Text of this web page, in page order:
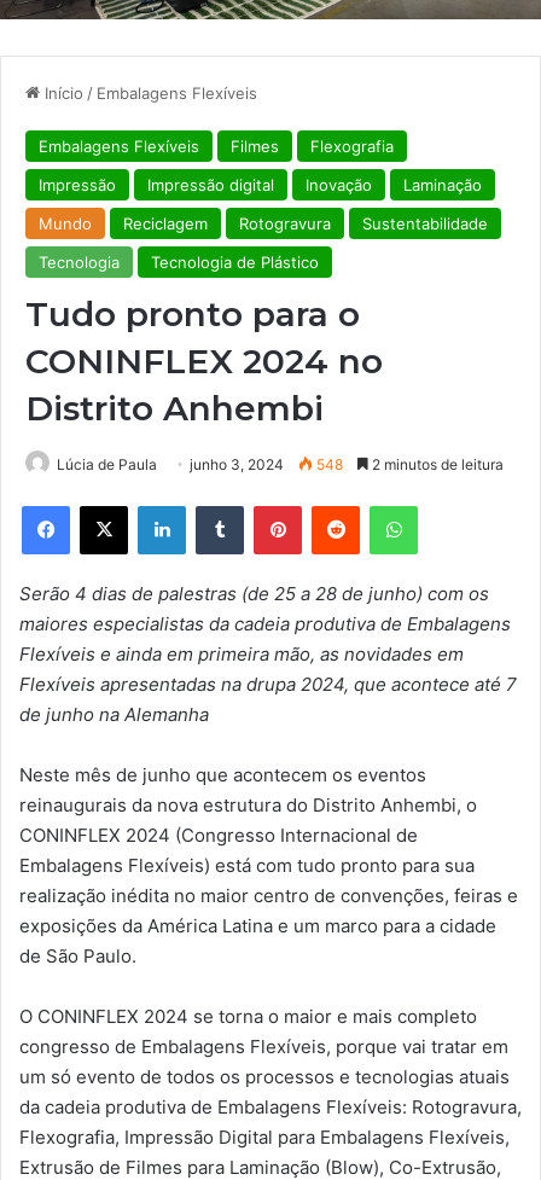
Início / Embalagens Flexíveis
Embalagens Flexíveis Filmes
Flexografia
Impressão
Impressão digital Inovação
Laminação
Mundo
Reciclagem Rotogravura
Sustentabilidade
Tecnologia
Tecnologia de Plástico
Tudo pronto para o
CONINFLEX 2024 no
Distrito Anhembi
Lúcia de Paula junho 3, 2024 548 2 minutos de leitura
Facebook
X LinkedinTumblr PinterestReddit WhatsApp
Serão 4 dias de palestras (de 25 a 28 de junho) com os
maiores especialistas da cadeia produtiva de Embalagens
Flexíveis e ainda em primeira mão, as novidades em
Flexíveis apresentadas na drupa 2024, que acontece até 7
de junho na Alemanha
Neste mês de junho que acontecem os eventos
reinaugurais da nova estrutura do Distrito Anhembi, o
CONINFLEX 2024 (Congresso Internacional de
Embalagens Flexíveis) está com tudo pronto para sua
realização inédita no maior centro de convenções, feiras e
exposições da América Latina e um marco para a cidade
de São Paulo.
O CONINFLEX 2024 se torna o maior e mais completo
congresso de Embalagens Flexíveis, porque vai tratar em
um só evento de todos os processos e tecnologias atuais
da cadeia produtiva de Embalagens Flexíveis: Rotogravura,
Flexografia, Impressão Digital para Embalagens Flexíveis,
Extrusão de Filmes para Laminação (Blow), Co-Extrusão,